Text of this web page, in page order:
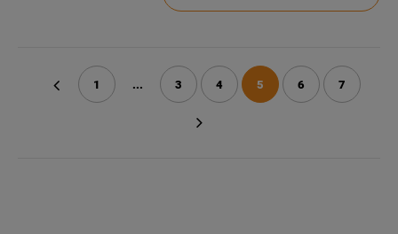
1 ... 3 4 5 6 7